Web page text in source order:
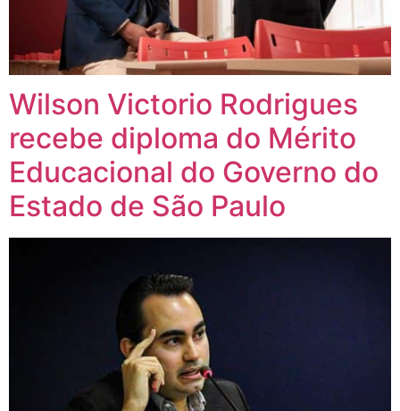
Wilson Victorio Rodrigues
recebe diploma do Mérito
Educacional do Governo do
Estado de São Paulo